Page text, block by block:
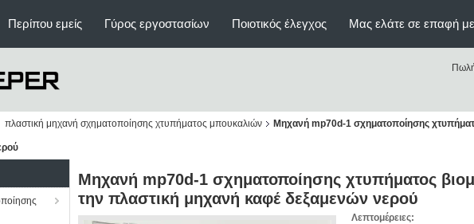
Περίπου εμείς Γύρος εργοστασίων Ποιοτικός έλεγχος Μας ελάτε σε επαφή με
πλαστική μηχανή σχηματοποίησης χτυπήματος μπουκαλιών Μηχανή mp70d-1 σχηματοποίησης
Μηχανή mp70d-1 σχηματοποίησης χτυπήματος
την πλαστική μηχανή καφέ δεξαμενών νερού
Λεπτομέρειες: